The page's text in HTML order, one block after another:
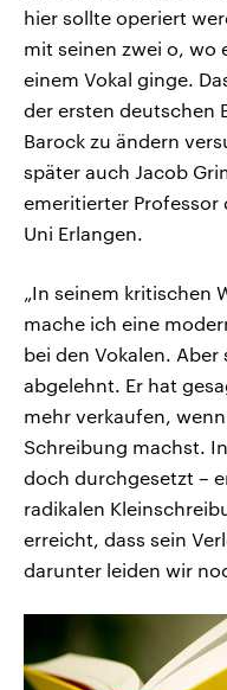
hier sollte operiert
mit seinen zwei o, wo
einem Vokal ginge.
der ersten deutschen
Barock zu ändern
später auch Jacob
emeritierter Professor
Uni Erlangen.
„In seinem kritischen
mache ich eine
bei den Vokalen. Aber
abgelehnt. Er hat
mehr verkaufen,
Schreibung machst.
doch durchgesetzt –
radikalen
erreicht, dass sein
darunter leiden wir